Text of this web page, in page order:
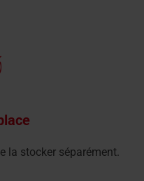
la stocker séparément.